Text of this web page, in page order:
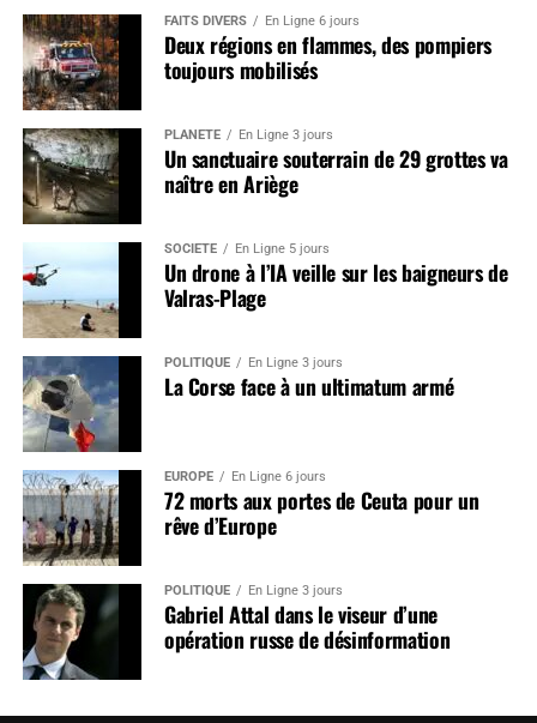
FAITS DIVERS En Ligne 6 jours
Deux régions en flammes, des pompiers
toujours mobilisés
PLANÈTE En Ligne 3 jours
Un sanctuaire souterrain de 29 grottes va
naître en Ariège
SOCIÉTÉ En Ligne 5 jours
Un drone à l’IA veille sur les baigneurs de
Valras-Plage
POLITIQUE En Ligne 3 jours
La Corse face à un ultimatum armé
EUROPE En Ligne 6 jours
72 morts aux portes de Ceuta pour un
rêve d’Europe
POLITIQUE En Ligne 3 jours
Gabriel Attal dans le viseur d’une
opération russe de désinformation